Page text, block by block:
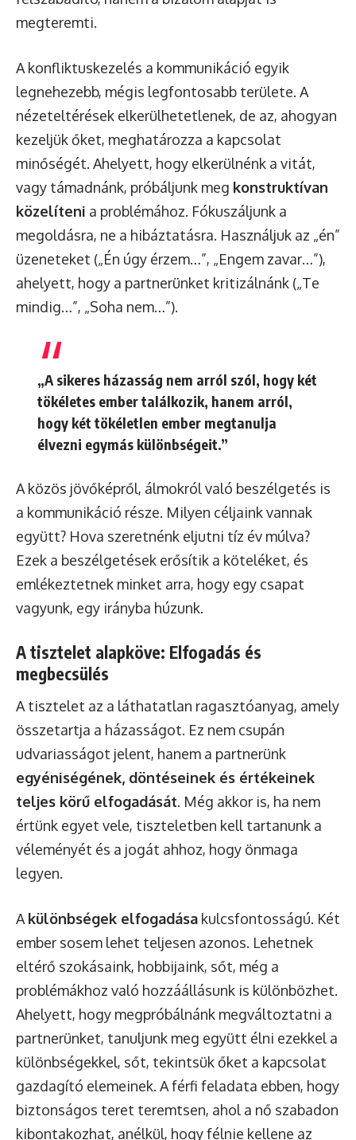
megteremti.
A konfliktuskezelés a kommunikáció egyik
legnehezebb, mégis legfontosabb területe. A
nézeteltérések elkerülhetetlenek, de az, ahogyan
kezeljük őket, meghatározza a kapcsolat
minőségét. Ahelyett, hogy elkerülnénk a vitát,
vagy támadnánk, próbáljunk meg konstruktívan
közelíteni a problémához. Fókuszáljunk a
megoldásra, ne a hibáztatásra. Használjuk az „én”
üzeneteket („Én úgy érzem…”, „Engem zavar…”),
ahelyett, hogy a partnerünket kritizálnánk („Te
mindig…”, „Soha nem…”).
„A sikeres házasság nem arról szól, hogy két
tökéletes ember találkozik, hanem arról,
hogy két tökéletlen ember megtanulja
élvezni egymás különbségeit.”
A közös jövőképről, álmokról való beszélgetés is
a kommunikáció része. Milyen céljaink vannak
együtt? Hova szeretnénk eljutni tíz év múlva?
Ezek a beszélgetések erősítik a köteléket, és
emlékeztetnek minket arra, hogy egy csapat
vagyunk, egy irányba húzunk.
A tisztelet alapköve: Elfogadás és
megbecsülés
A tisztelet az a láthatatlan ragasztóanyag, amely
összetartja a házasságot. Ez nem csupán
udvariasságot jelent, hanem a partnerünk
egyéniségének, döntéseinek és értékeinek
teljes körű elfogadását. Még akkor is, ha nem
értünk egyet vele, tiszteletben kell tartanunk a
véleményét és a jogát ahhoz, hogy önmaga
legyen.
A különbségek elfogadása kulcsfontosságú. Két
ember sosem lehet teljesen azonos. Lehetnek
eltérő szokásaink, hobbijaink, sőt, még a
problémákhoz való hozzáállásunk is különbözhet.
Ahelyett, hogy megpróbálnánk megváltoztatni a
partnerünket, tanuljunk meg együtt élni ezekkel a
különbségekkel, sőt, tekintsük őket a kapcsolat
gazdagító elemeinek. A férfi feladata ebben, hogy
biztonságos teret teremtsen, ahol a nő szabadon
kibontakozhat, anélkül, hogy félnie kellene az